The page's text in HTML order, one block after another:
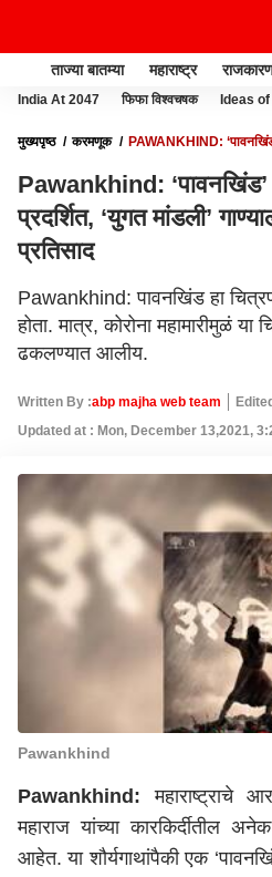
ताज्या बातम्या महाराष्ट्र
India At 2047 फिफा विश्वचषक Ideas
मुख्यपृष्ठ करमणूक
PAWANKHIND:
Pawankhind: ‘पावनखिंड’
प्रदर्शित, ‘युगत मांडली’
प्रतिसाद
Pawankhind: पावनखिंड हा
होता. मात्र, कोरोना महामारीमुळं या
ढकलण्यात आलीय.
Written By :abp majha web team
Updated at : Mon, December 13,2021,
Pawankhind
Pawankhind: महाराष्ट्राचे
महाराज यांच्या कारकिर्दीतील
आहेत. या शौर्यगाथांपैकी एक